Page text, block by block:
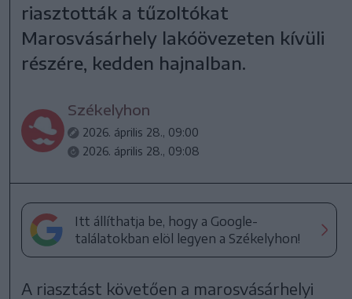
riasztották a tűzoltókat
Marosvásárhely lakóövezeten kívüli
részére, kedden hajnalban.
Székelyhon
2026. április 28., 09:00
2026. április 28., 09:08
Itt állíthatja be, hogy a Google-
találatokban elöl legyen a Székelyhon!
A riasztást követően a marosvásárhelyi